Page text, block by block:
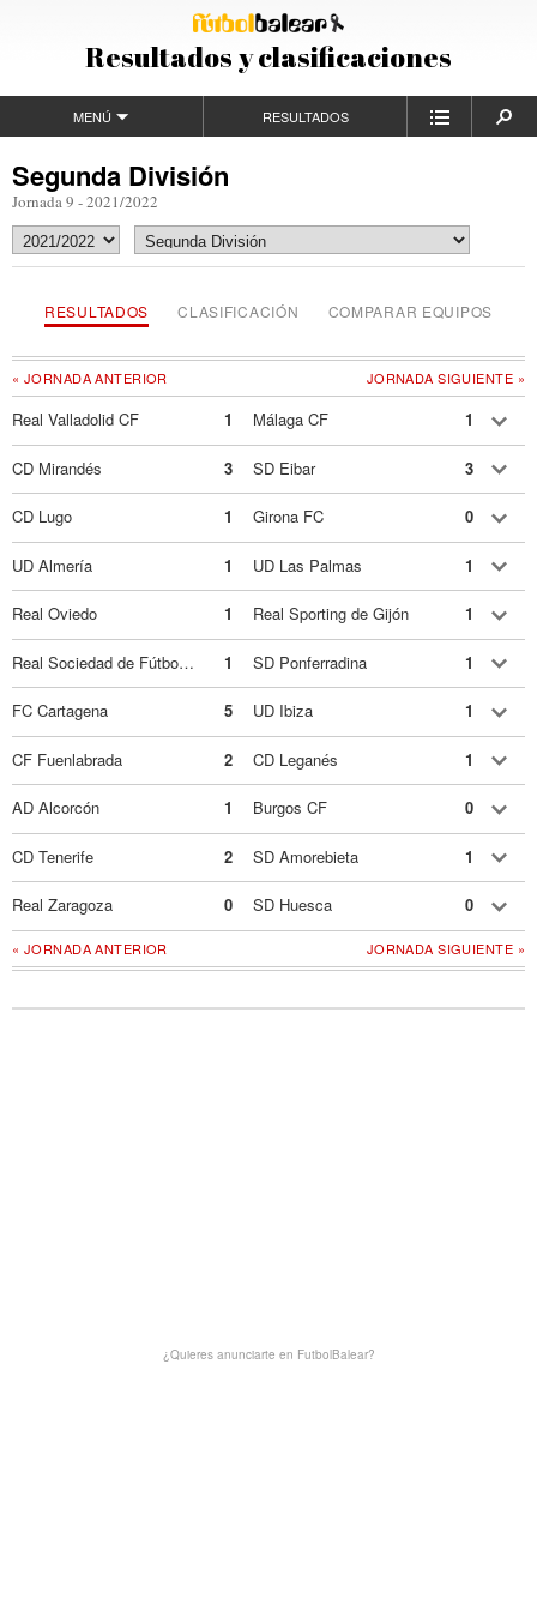
Resultados y clasificaciones
MENÚ RESULTADOS
Segunda División
Jornada 9 - 2021/2022
RESULTADOS CLASIFICACIÓN COMPARAR EQUIPOS
JORNADA SIGUIENTE »
« JORNADA ANTERIOR
Real Valladolid CF 1 Málaga CF 1
CD Mirandés 3 SD Eibar 3
CD Lugo 1 Girona FC 0
UD Almería 1 UD Las Palmas 1
Real Oviedo 1 Real Sporting de Gijón 1
Real Sociedad de Fútbol B 1 SD Ponferradina 1
FC Cartagena 5 UD Ibiza 1
CF Fuenlabrada 2 CD Leganés 1
AD Alcorcón 1 Burgos CF 0
CD Tenerife 2 SD Amorebieta 1
Real Zaragoza 0 SD Huesca 0
JORNADA SIGUIENTE »
« JORNADA ANTERIOR
¿Quieres anunciarte en FutbolBalear?